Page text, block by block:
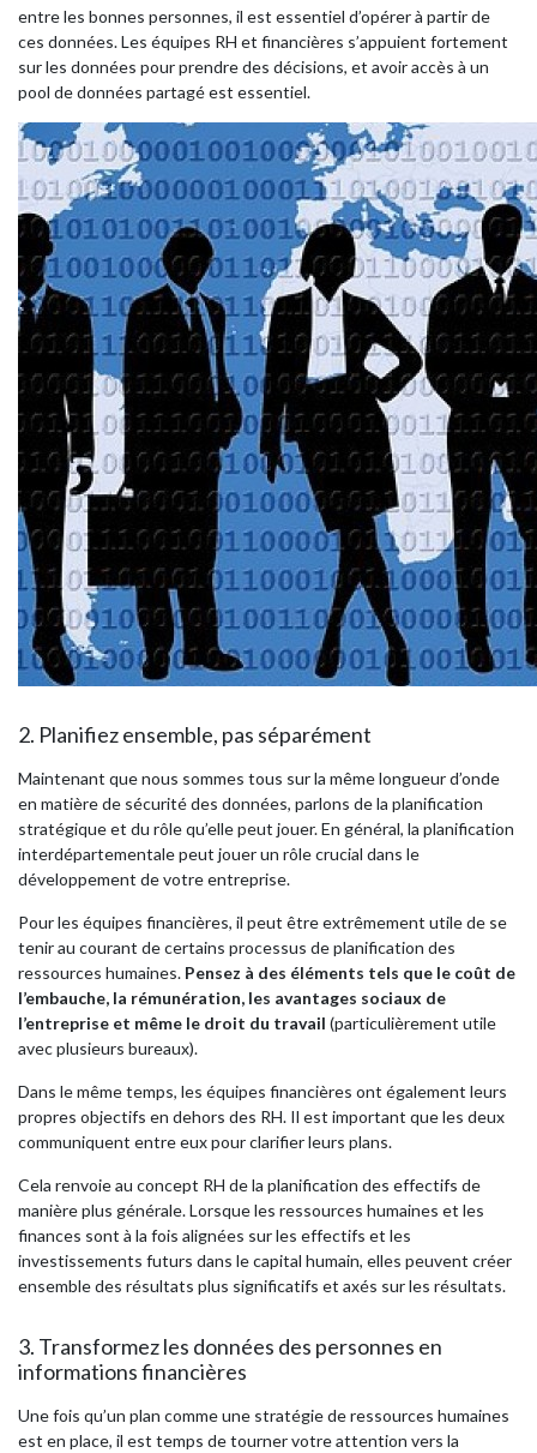
entre les bonnes personnes, il est essentiel d’opérer à partir de
ces données. Les équipes RH et financières s’appuient fortement
sur les données pour prendre des décisions, et avoir accès à un
pool de données partagé est essentiel.
2. Planifiez ensemble, pas séparément
Maintenant que nous sommes tous sur la même longueur d’onde
en matière de sécurité des données, parlons de la planification
stratégique et du rôle qu’elle peut jouer. En général, la planification
interdépartementale peut jouer un rôle crucial dans le
développement de votre entreprise.
Pour les équipes financières, il peut être extrêmement utile de se
tenir au courant de certains processus de planification des
ressources humaines. Pensez à des éléments tels que le coût de
l’embauche, la rémunération, les avantages sociaux de
l’entreprise et même le droit du travail (particulièrement utile
avec plusieurs bureaux).
Dans le même temps, les équipes financières ont également leurs
propres objectifs en dehors des RH. Il est important que les deux
communiquent entre eux pour clarifier leurs plans.
Cela renvoie au concept RH de la planification des effectifs de
manière plus générale. Lorsque les ressources humaines et les
finances sont à la fois alignées sur les effectifs et les
investissements futurs dans le capital humain, elles peuvent créer
ensemble des résultats plus significatifs et axés sur les résultats.
3. Transformez les données des personnes en
informations financières
Une fois qu’un plan comme une stratégie de ressources humaines
est en place, il est temps de tourner votre attention vers la